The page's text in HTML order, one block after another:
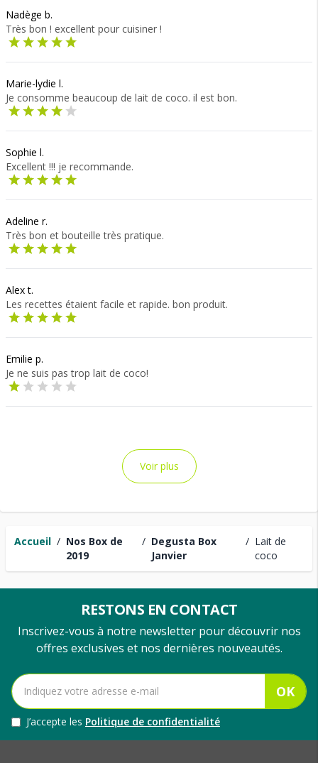
Accueil / Nos Box de
2019
/ Degusta Box
Janvier
/ Lait de
coco
Nadège b.
Très bon ! excellent pour cuisiner !
Marie-lydie l.
Je consomme beaucoup de lait de coco. il est bon.
Sophie l.
Excellent !!! je recommande.
Adeline r.
Très bon et bouteille très pratique.
Alex t.
Les recettes étaient facile et rapide. bon produit.
Emilie p.
Je ne suis pas trop lait de coco!
Voir plus
RESTONS EN CONTACT
Inscrivez-vous à notre newsletter pour découvrir nos
offres exclusives et nos dernières nouveautés.
OK
J’accepte les Politique de confidentialité